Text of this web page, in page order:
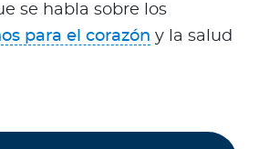
se habla sobre los
para el corazón y la salud